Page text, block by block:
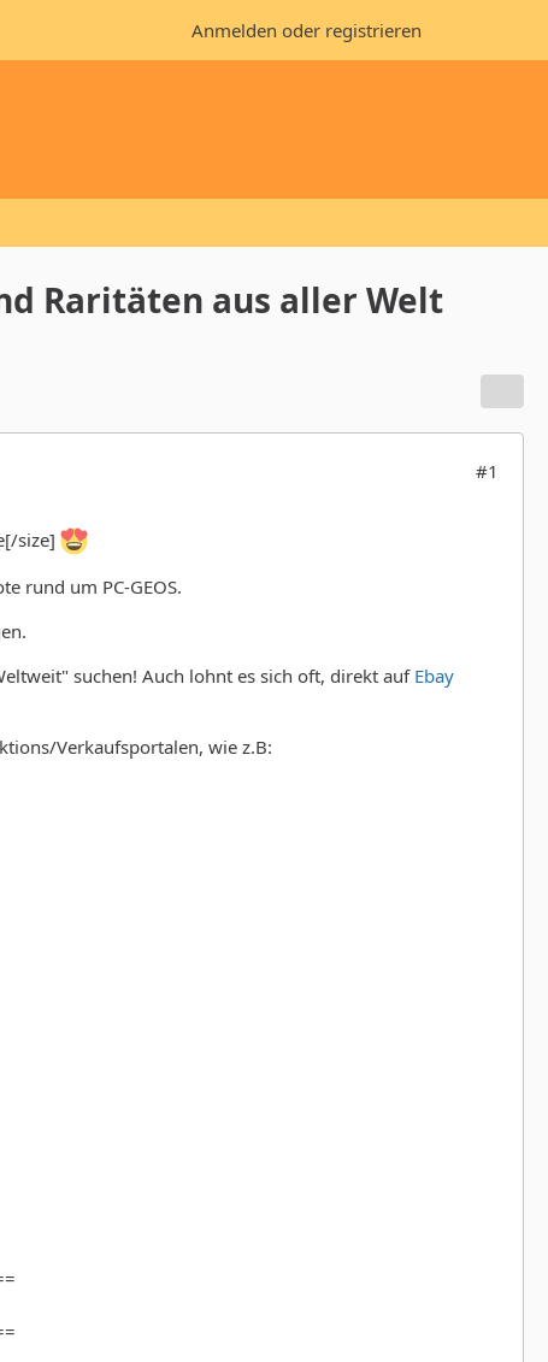
Anmelden oder registrieren
Raritäten aus aller Welt
#1
size]
rund um PC-GEOS.
suchen! Auch lohnt es sich oft, direkt aufEbay
Verkaufsportalen, wie z.B: